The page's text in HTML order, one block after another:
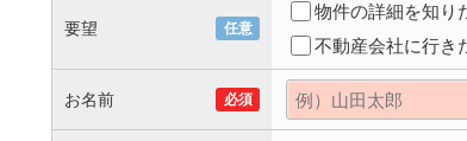
要望 任意
物件の詳細を知り
不動産会社に行き
お名前 必須